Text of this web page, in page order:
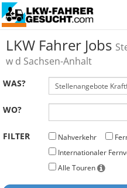
LKW Fahrer Jobs
w d Sachsen-Anhalt
WAS?
WO?
FILTER Nahverkehr
Internationaler
Alle Touren